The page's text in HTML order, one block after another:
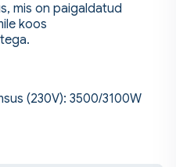
mis on paigaldatud
koos
(230V): 3500/3100W